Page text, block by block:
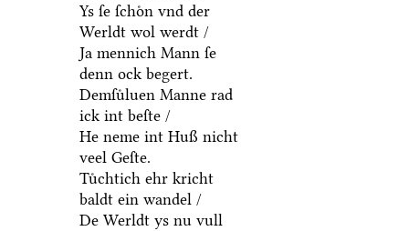
Ys ſe ſchoͤn vnd der
Werldt wol werdt /
Ja mennich Mann ſe
denn ock begert.
Demſuͤluen Manne rad
ick int beſte /
He neme int Huß nicht
veel Geſte.
Tuͤchtich ehr kricht
baldt ein wandel /
De Werldt ys nu vull